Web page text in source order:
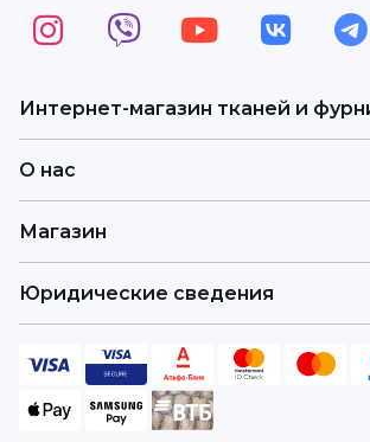
Интернет-магазин тканей и
О нас
Магазин
Юридические сведения